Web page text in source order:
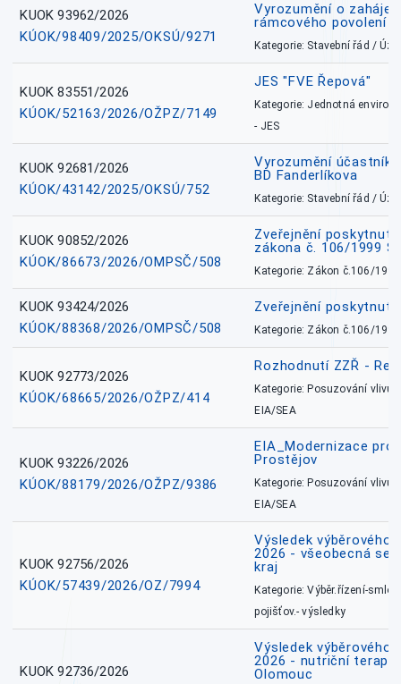
KUOK 93962/2026
KÚOK/98409/2025/OKSÚ/9271
Vyrozumění o
rámcového povolení
Kategorie: Stavební řád /
KUOK 83551/2026
KÚOK/52163/2026/OŽPZ/7149
JES "FVE Řepová"
Kategorie: Jednotná
- JES
KUOK 92681/2026
KÚOK/43142/2025/OKSÚ/752
Vyrozumění
BD Fanderlíkova
Kategorie: Stavební řád /
KUOK 90852/2026
KÚOK/86673/2026/OMPSČ/508
Zveřejnění
zákona č. 106/1999
Kategorie: Zákon č.106/1999
KUOK 93424/2026
KÚOK/88368/2026/OMPSČ/508
Zveřejnění
Kategorie: Zákon č.106/1999
KUOK 92773/2026
KÚOK/68665/2026/OŽPZ/414
Rozhodnutí ZZŘ -
Kategorie: Posuzování vlivů
EIA/SEA
KUOK 93226/2026
KÚOK/88179/2026/OŽPZ/9386
EIA_Modernizace
Prostějov
Kategorie: Posuzování vlivů
EIA/SEA
KUOK 92756/2026
KÚOK/57439/2026/OZ/7994
Výsledek výběrového
2026 - všeobecná
kraj
Kategorie: Výběr.řízení-
pojišťov.- výsledky
KUOK 92736/2026
Výsledek výběrového
2026 - nutriční
Olomouc